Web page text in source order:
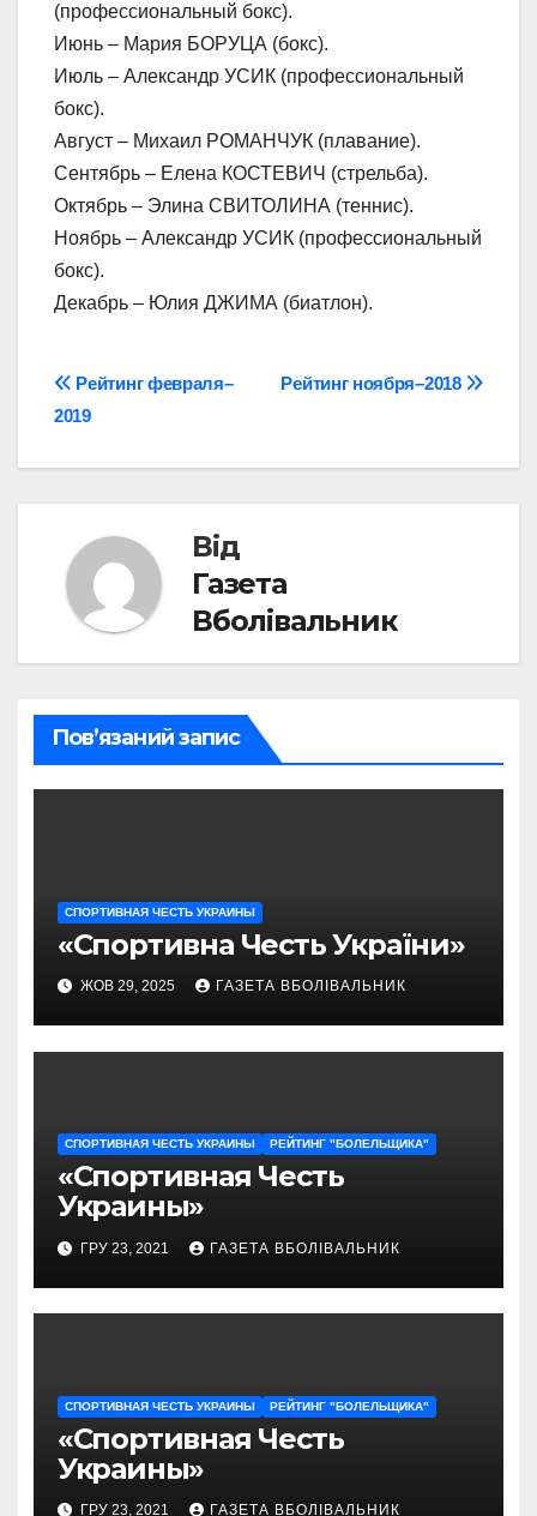
(профессиональный бокс).
Июнь – Мария БОРУЦА (бокс).
Июль – Александр УСИК (профессиональный
бокс).
Август – Михаил РОМАНЧУК (плавание).
Сентябрь – Елена КОСТЕВИЧ (стрельба).
Октябрь – Элина СВИТОЛИНА (теннис).
Ноябрь – Александр УСИК (профессиональный
бокс).
Декабрь – Юлия ДЖИМА (биатлон).
Навігація
Рейтинг ноября–2018
Рейтинг февраля–
2019
Від
Газета
Вболівальник
Пов’язаний запис
СПОРТИВНАЯ ЧЕСТЬ УКРАИНЫ
«Спортивна Честь України»
ЖОВ 29, 2025 ГАЗЕТА ВБОЛІВАЛЬНИК
СПОРТИВНАЯ ЧЕСТЬ УКРАИНЫ РЕЙТИНГ "БОЛЕЛЬЩИКА"
«Спортивная Честь
Украины»
ГРУ 23, 2021 ГАЗЕТА ВБОЛІВАЛЬНИК
СПОРТИВНАЯ ЧЕСТЬ УКРАИНЫ РЕЙТИНГ "БОЛЕЛЬЩИКА"
«Спортивная Честь
Украины»
ГРУ 23, 2021 ГАЗЕТА ВБОЛІВАЛЬНИК